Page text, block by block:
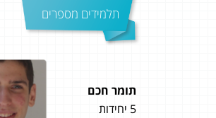
תלמידים מספרים
תומר חכם
5 יחידות